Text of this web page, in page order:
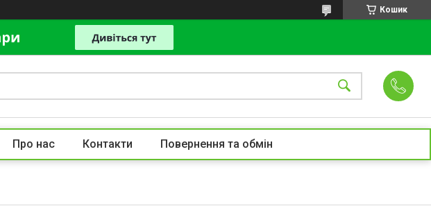
Кошик
Про нас Контакти Повернення та обмін